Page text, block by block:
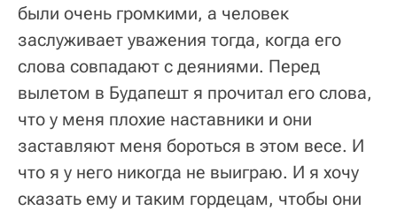
были очень громкими, а человек
заслуживает уважения тогда, когда его
слова совпадают с деяниями. Перед
вылетом в Будапешт я прочитал его слова,
что у меня плохие наставники и они
заставляют меня бороться в этом весе. И
что я у него никогда не выиграю. И я хочу
сказать ему и таким гордецам, чтобы они